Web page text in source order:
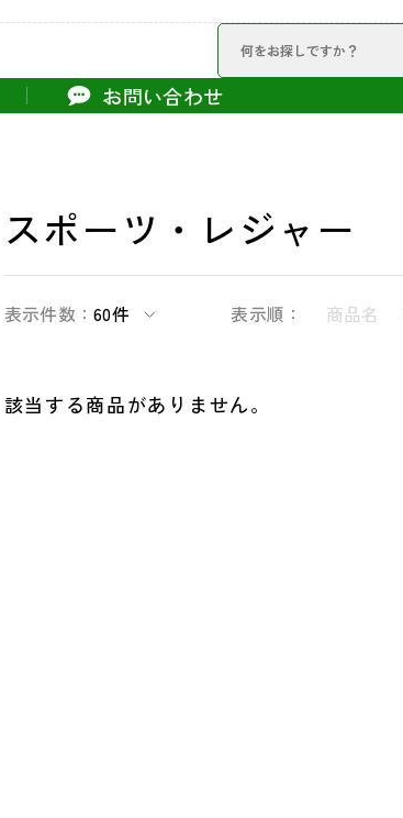
お問い合わせ
スポーツ・レジャー
表示件数：60件 表示順： 商品名
該当する商品がありません。